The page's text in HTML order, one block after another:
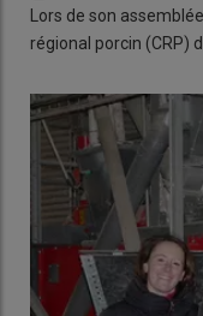
Lors de son
régional porcin (CRP)